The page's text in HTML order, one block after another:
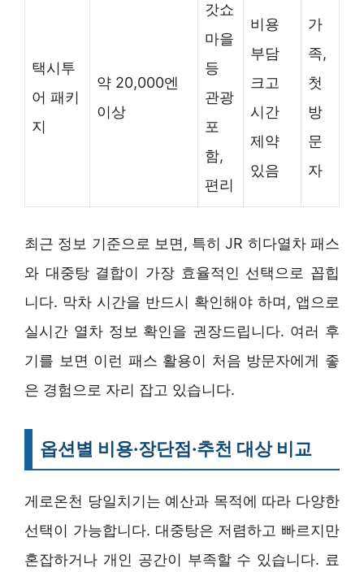
택시투
어 패키
지
약 20,000엔
이상
갓쇼
마을
등
관광
포
함,
편리
비용
부담
크고
시간
제약
있음
가
족,
첫
방
문
자
최근 정보 기준으로 보면, 특히 JR 히다열차 패스
와 대중탕 결합이 가장 효율적인 선택으로 꼽힙
니다. 막차 시간을 반드시 확인해야 하며, 앱으로
실시간 열차 정보 확인을 권장드립니다. 여러 후
기를 보면 이런 패스 활용이 처음 방문자에게 좋
은 경험으로 자리 잡고 있습니다.
옵션별 비용·장단점·추천 대상 비교
게로온천 당일치기는 예산과 목적에 따라 다양한
선택이 가능합니다. 대중탕은 저렴하고 빠르지만
혼잡하거나 개인 공간이 부족할 수 있습니다. 료